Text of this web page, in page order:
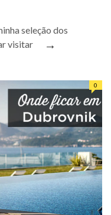
seleção dos
visitar
→
0